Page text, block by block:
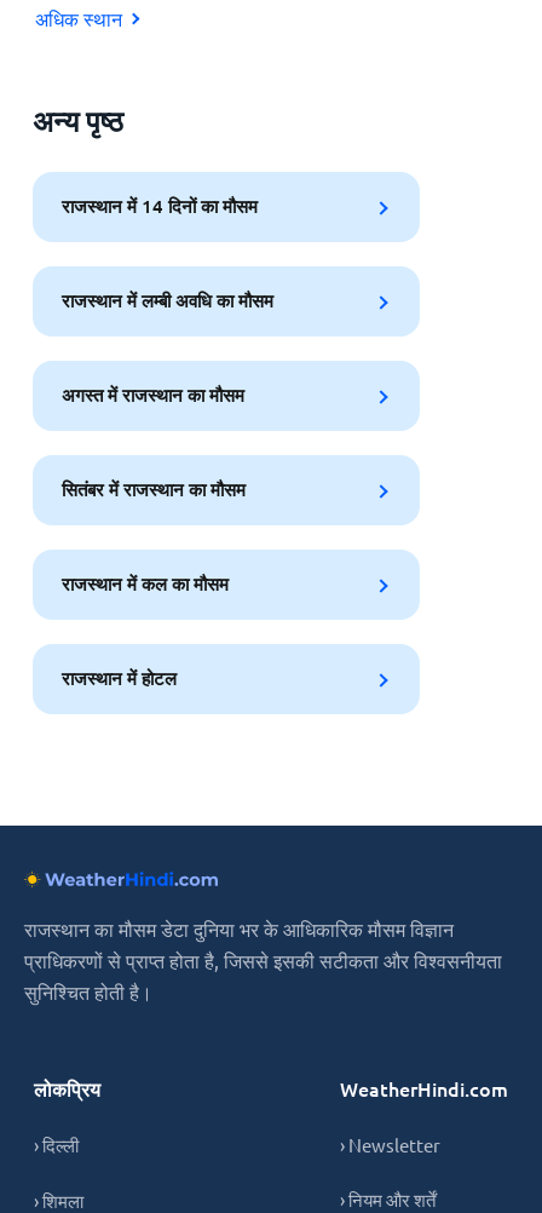
अधिक स्थान
अन्य पृष्ठ
राजस्थान में 14 दिनों का मौसम
राजस्थान में लम्बी अवधि का मौसम
अगस्त में राजस्थान का मौसम
सितंबर में राजस्थान का मौसम
राजस्थान में कल का मौसम
राजस्थान में होटल
राजस्थान का मौसम डेटा दुनिया भर के आधिकारिक मौसम विज्ञान
प्राधिकरणों से प्राप्त होता है, जिससे इसकी सटीकता और विश्वसनीयता
सुनिश्चित होती है।
लोकप्रिय
› दिल्ली
› शिमला
WeatherHindi.com
› Newsletter
› नियम और शर्तें